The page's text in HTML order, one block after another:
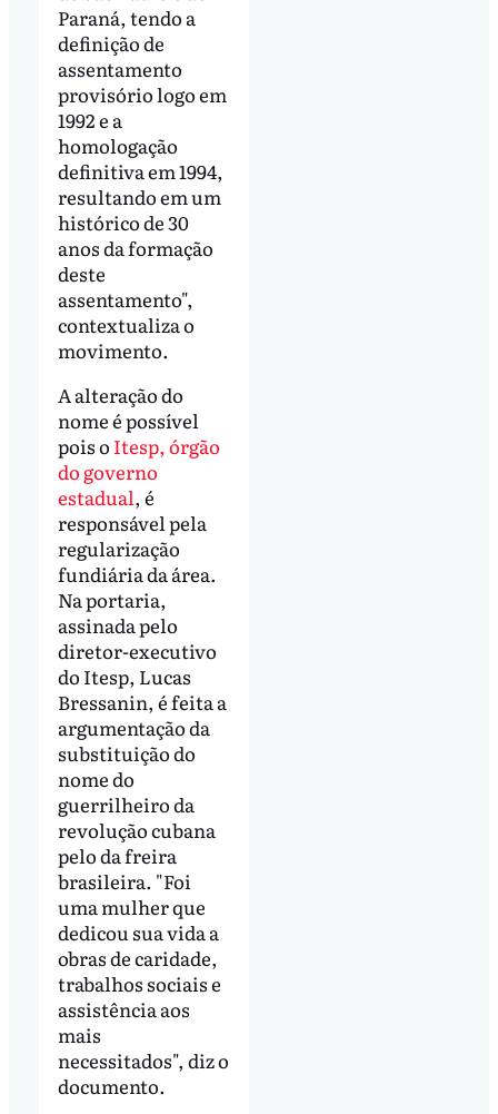
Paraná, tendo a
definição de
assentamento
provisório logo em
1992 e a
homologação
definitiva em 1994,
resultando em um
histórico de 30
anos da formação
deste
assentamento",
contextualiza o
movimento.
A alteração do
nome é possível
pois o Itesp, órgão
do governo
estadual, é
responsável pela
regularização
fundiária da área.
Na portaria,
assinada pelo
diretor-executivo
do Itesp, Lucas
Bressanin, é feita a
argumentação da
substituição do
nome do
guerrilheiro da
revolução cubana
pelo da freira
brasileira. "Foi
uma mulher que
dedicou sua vida a
obras de caridade,
trabalhos sociais e
assistência aos
mais
necessitados", diz o
documento.